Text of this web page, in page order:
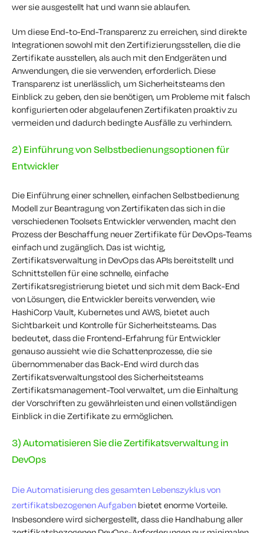
wer sie ausgestellt hat und wann sie ablaufen.
Um diese End-to-End-Transparenz zu erreichen, sind direkte
Integrationen sowohl mit den Zertifizierungsstellen, die die
Zertifikate ausstellen, als auch mit den Endgeräten und
Anwendungen, die sie verwenden, erforderlich. Diese
Transparenz ist unerlässlich, um Sicherheitsteams den
Einblick zu geben, den sie benötigen, um Probleme mit falsch
konfigurierten oder abgelaufenen Zertifikaten proaktiv zu
vermeiden und dadurch bedingte Ausfälle zu verhindern.
2) Einführung von Selbstbedienungsoptionen für
Entwickler
Die Einführung einerschnellen, einfachenSelbstbedienung
Modellzur Beantragung von Zertifikatendas sich in die
verschiedenenToolsets Entwickler verwenden, macht den
Prozess der Beschaffung neuer Zertifikate für DevOps-Teams
einfach und zugänglich. Das ist wichtig,
Zertifikatsverwaltung in DevOpsdas APIs bereitstellt und
Schnittstellenfür eine schnelle, einfache
Zertifikatsregistrierung bietet und sich mit dem Back-End
von Lösungen, die Entwickler bereits verwenden, wie
HashiCorp Vault, Kubernetes und AWS, bietet auch
Sichtbarkeit und Kontrolle für Sicherheitsteams. Das
bedeutet, dass die Frontend-Erfahrung für Entwickler
genauso aussieht wie die Schattenprozesse, die sie
übernommenaber das Back-End wird durch das
Zertifikatsverwaltungstool des Sicherheitsteams
Zertifikatsmanagement-Toolverwaltet, um die Einhaltung
der Vorschriften zu gewährleisten und einen vollständigen
Einblick in die Zertifikate zu ermöglichen.
3) Automatisieren Sie die Zertifikatsverwaltung in
DevOps
Die Automatisierung des gesamten Lebenszyklus von
zertifikatsbezogenen Aufgaben bietet enorme Vorteile.
Insbesondere wird sichergestellt, dass die Handhabung aller